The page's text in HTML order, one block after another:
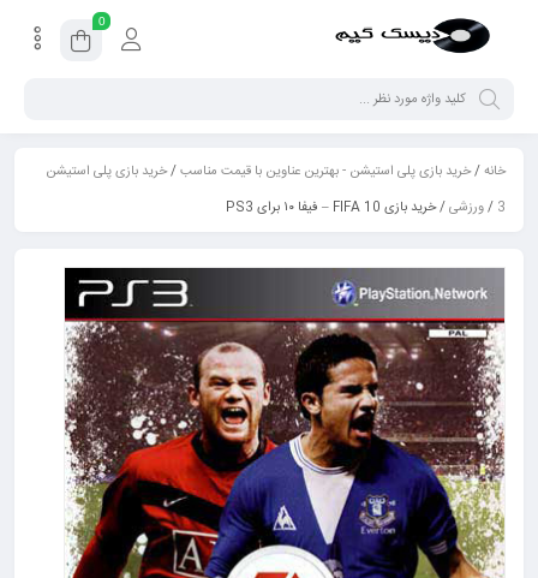
0
خانه/خرید بازی پلی استیشن - بهترین عناوین با قیمت مناسب/خرید بازی پلی استیشن
3
/ورزشی/ خرید بازی FIFA 10 – فیفا ۱۰ برای PS3